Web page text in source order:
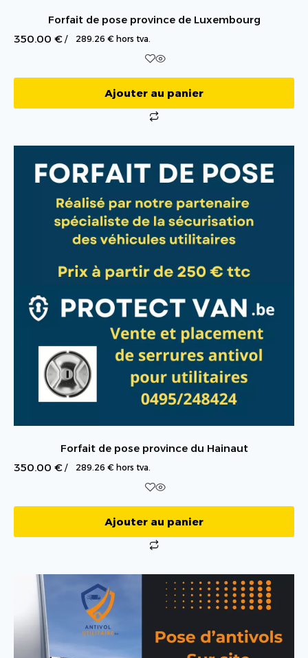
Forfait de pose province de Luxembourg
350.00 € / 289.26 € hors tva.
Ajouter au panier
Forfait de pose province du Hainaut
350.00 € / 289.26 € hors tva.
Ajouter au panier